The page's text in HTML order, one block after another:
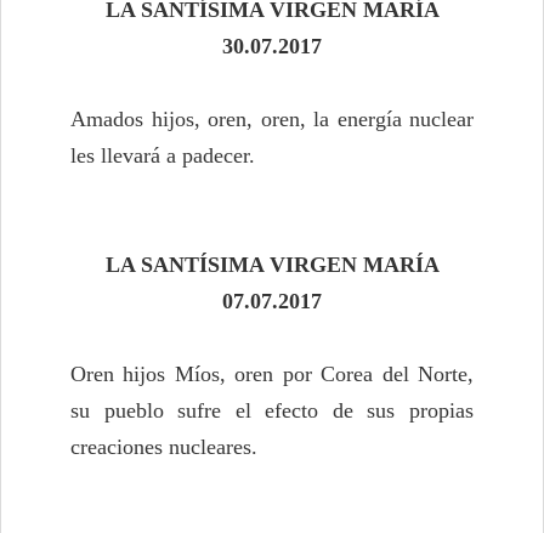
LA SANTÍSIMA VIRGEN MARÍA
30.07.2017
Amados hijos, oren, oren, la energía nuclear
les llevará a padecer.
LA SANTÍSIMA VIRGEN MARÍA
07.07.2017
Oren hijos Míos, oren por Corea del Norte,
su pueblo sufre el efecto de sus propias
creaciones nucleares.